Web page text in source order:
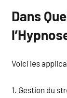
Dans
Voici les
1. Gestion du